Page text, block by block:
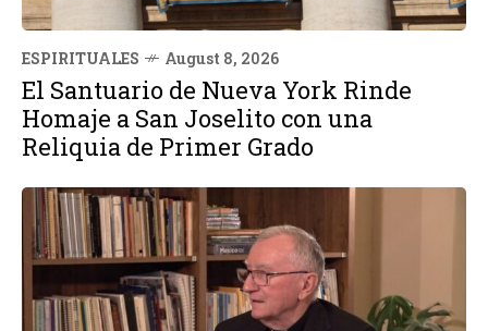
ESPIRITUALES August 8, 2026
El Santuario de Nueva York Rinde
Homaje a San Joselito con una
Reliquia de Primer Grado